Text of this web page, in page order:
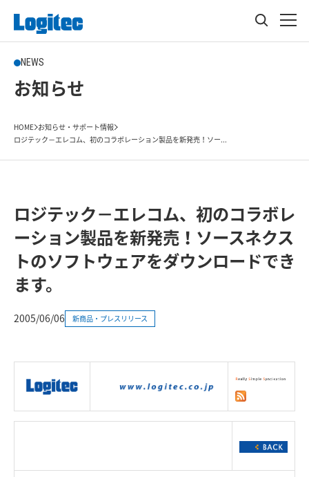
NEWS
お知らせ
HOME お知らせ・サポート情報
ロジテック－エレコム、初のコラボレーション製品を新発売！ソー...
ロジテック－エレコム、初のコラボレ
ーション製品を新発売！ソースネクス
トのソフトウェアをダウンロードでき
ます。
2005/06/06 新商品・プレスリリース